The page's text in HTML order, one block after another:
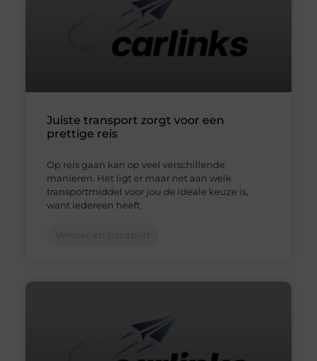
Juiste transport zorgt voor een
prettige reis
Op reis gaan kan op veel verschillende
manieren. Het ligt er maar net aan welk
transportmiddel voor jou de ideale keuze is,
want iedereen heeft
Vervoer en transport